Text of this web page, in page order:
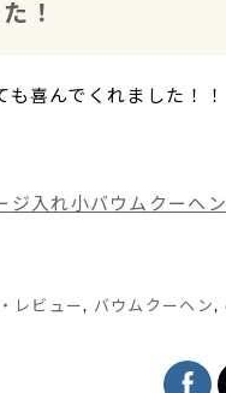
！
喜んでくれました！！
ジ入れ小バウムクーヘ
レビュー, バウムクーヘン,